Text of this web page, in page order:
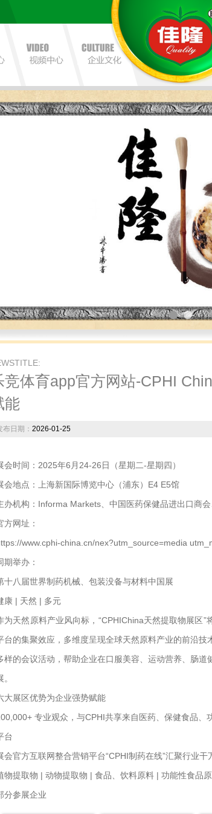
1 2
竞体育app官方网站-CPHI
能
布日期： 2026-01-25
会时间：2025年6月24-26日（星期二-星期四）
会地点：上海新国际博览中心（浦东）E4 E5馆
办机构：Informa Markets、中国医药保健品进出口商
方网址：
www.cphi-china.cn/nex?utm_source=media
期举办：
十八届世界制药机械、包装没备与材料中国展
康 | 天然 | 多元
为天然原料产业风向标，“CPHIChina天然提取物展区
台的集聚效应，多维度呈现全球天然原料产业的前沿
样的会议活动，帮助企业在口服美容、运动营养、肠
。
大展区优势为企业强势赋能
专业观众，与CPHI共享来自医药、保健食品
台
会官方互联网整合营销平台“CPHI制药在线”汇聚行业
物提取物 | 动物提取物 | 食品、饮料原料 | 功能性食品
分参展企业